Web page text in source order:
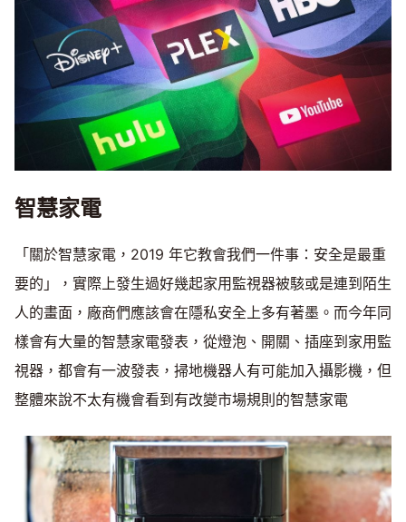
智慧家電
「關於智慧家電，2019 年它教會我們一件事：安全是最重
要的」，實際上發生過好幾起家用監視器被駭或是連到陌生
人的畫面，廠商們應該會在隱私安全上多有著墨。而今年同
樣會有大量的智慧家電發表，從燈泡、開關、插座到家用監
視器，都會有一波發表，掃地機器人有可能加入攝影機，但
整體來說不太有機會看到有改變市場規則的智慧家電